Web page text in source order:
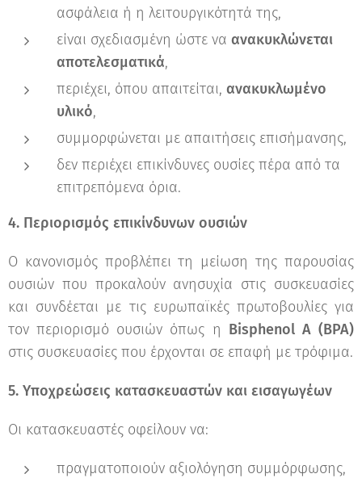
ασφάλεια ή η λειτουργικότητά της,
είναι σχεδιασμένη ώστε να ανακυκλώνεται
αποτελεσματικά,
περιέχει, όπου απαιτείται, ανακυκλωμένο
υλικό,
συμμορφώνεται με απαιτήσεις επισήμανσης,
δεν περιέχει επικίνδυνες ουσίες πέρα από τα
επιτρεπόμενα όρια.
4. Περιορισμός επικίνδυνων ουσιών
Ο κανονισμός προβλέπει τη μείωση της παρουσίας
ουσιών που προκαλούν ανησυχία στις συσκευασίες
και συνδέεται με τις ευρωπαϊκές πρωτοβουλίες για
τον περιορισμό ουσιών όπως η Bisphenol A (BPA)
στις συσκευασίες που έρχονται σε επαφή με τρόφιμα.
5. Υποχρεώσεις κατασκευαστών και εισαγωγέων
Οι κατασκευαστές οφείλουν να:
πραγματοποιούν αξιολόγηση συμμόρφωσης,